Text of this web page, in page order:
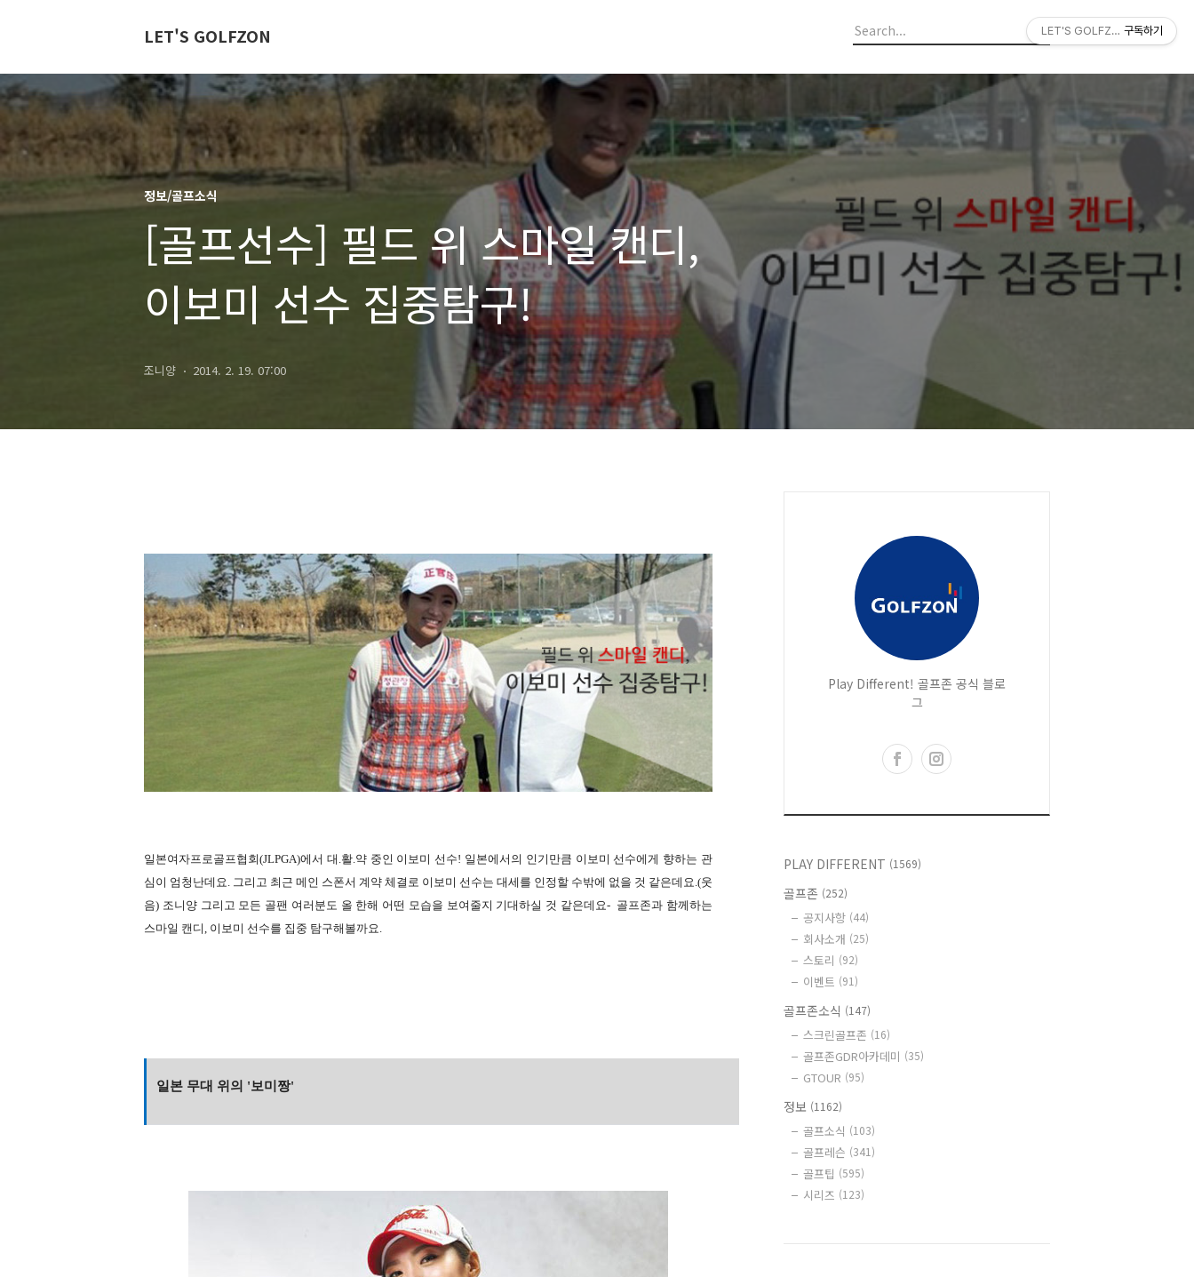
LET'S GOLFZON
정보/골프소식
[골프선수] 필드 위 스마일 캔디,
이보미 선수 집중탐구!
조니양 2014. 2. 19. 07:00
일본여자프로골프협회(JLPGA)에서 대.활.약 중인 이보미 선수! 일본에서의 인기만큼 이보미 선수에게 향하는 관
심이 엄청난데요. 그리고 최근 메인 스폰서 계약 체결로 이보미 선수는 대세를 인정할 수밖에 없을 것 같은데요.(웃
음) 조니양 그리고 모든 골팬 여러분도 올 한해 어떤 모습을 보여줄지 기대하실 것 같은데요- 골프존과 함께하는
스마일 캔디, 이보미 선수를 집중 탐구해볼까요.
일본 무대 위의 '보미짱'
Play Different! 골프존 공식 블로
그
PLAY DIFFERENT (1569)
골프존 (252)
공지사항 (44)
회사소개 (25)
스토리 (92)
이벤트 (91)
골프존소식 (147)
스크린골프존 (16)
골프존GDR아카데미 (35)
GTOUR (95)
정보 (1162)
골프소식 (103)
골프레슨 (341)
골프팁 (595)
시리즈 (123)
LET'S GOLFZON구독하기